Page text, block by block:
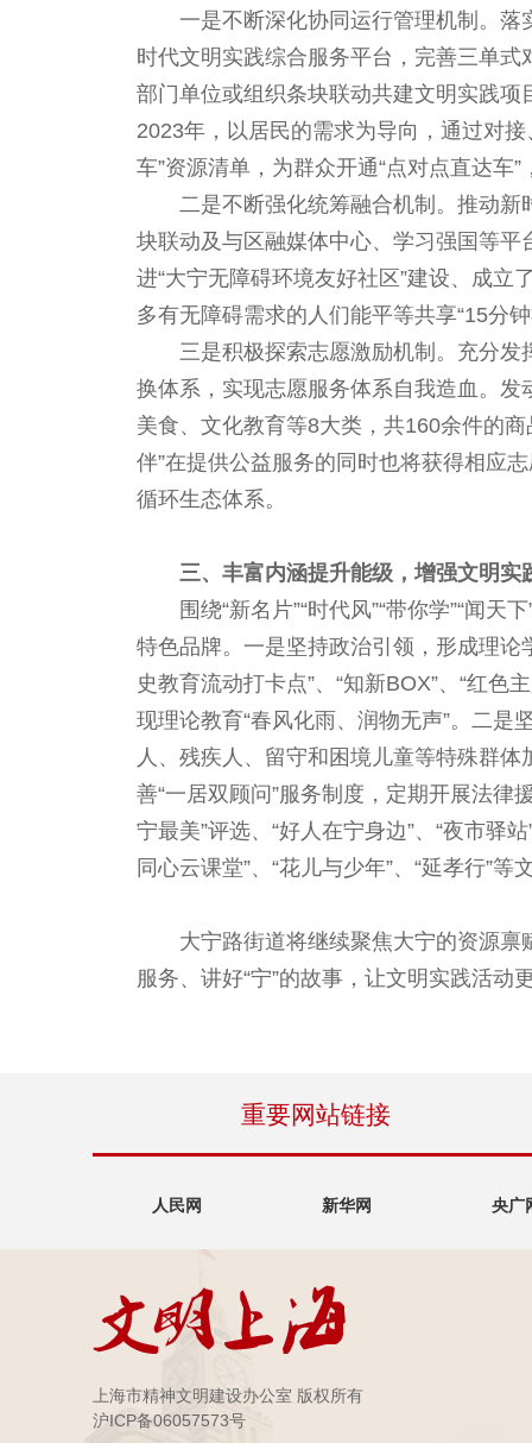
一是不断深化协同运行管理机制。
时代文明实践综合服务平台，完善三单
部门单位或组织条块联动共建文明实践项
2023年，以居民的需求为导向，通过对
车”资源清单，为群众开通“点对点直达车
二是不断强化统筹融合机制。推动新
块联动及与区融媒体中心、学习强国等
进“大宁无障碍环境友好社区”建设、成
多有无障碍需求的人们能平等共享“15分
三是积极探索志愿激励机制。充分发
换体系，实现志愿服务体系自我造血。发
美食、文化教育等8大类，共160余件的
伴”在提供公益服务的同时也将获得相应
循环生态体系。
三、丰富内涵提升能级，增强文明实
围绕“新名片”“时代风”“带你学”“闻
特色品牌。一是坚持政治引领，形成理论
史教育流动打卡点”、“知新BOX”、“红色
现理论教育“春风化雨、润物无声”。二是
人、残疾人、留守和困境儿童等特殊群
善“一居双顾问”服务制度，定期开展法律
宁最美”评选、“好人在宁身边”、“夜市驿
同心云课堂”、“花儿与少年”、“延孝行”
大宁路街道将继续聚焦大宁的资源禀
服务、讲好“宁”的故事，让文明实践活动
重要网站链接
人民网 新华网 央广
上海市精神文明建设办公室 版权所有
沪ICP备06057573号